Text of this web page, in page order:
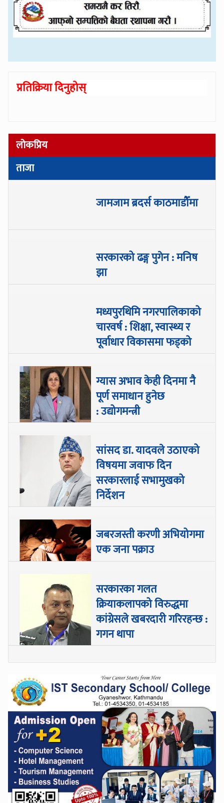
प्रतिक्रिया दिनुहोस्
लोकप्रिय
ताजा
जामजाम ब्रदर्स काठमाडौँमा
सरकारको ढङ्ग पुगेन : मनिष
झा
मध्यपुरथिमि नगरपालिकाको
चारवर्ष : शिक्षा, स्वास्थ्य र
पूर्वाधार विकासमा फड्को
ग्यास अभाव केही दिनमा नै
पूर्ण समाधान हुनेछ
: उद्योगमन्त्री
सांसद डा‍‍. यादवले उठाएको
विषयमा जवाफ दिन
सरकारलाई सभामुखको
निर्देशन
जबरजस्ती करणी अभियोगमा
एक जना पक्राउ
सरकारका गलत
क्रियाकलापको विरुद्धमा
कांग्रेसले खबरदारी गरिरहन्छ :
गगन थापा